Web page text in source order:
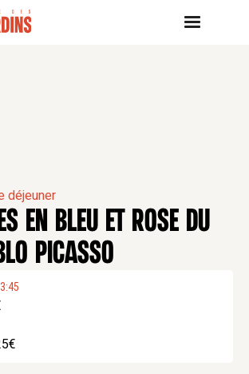
déjeuner
EN BLEU ET ROSE DU
PICASSO